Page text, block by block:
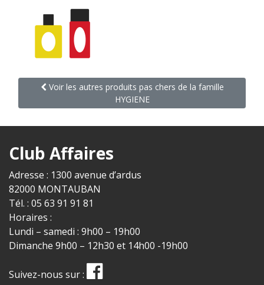
Voir les autres produits pas chers de la famille
HYGIENE
Club Affaires
Adresse : 1300 avenue d’ardus
82000 MONTAUBAN
Tél. : 05 63 91 91 81
Horaires :
Lundi – samedi : 9h00 – 19h00
Dimanche 9h00 – 12h30 et 14h00 -19h00
Suivez-nous sur :